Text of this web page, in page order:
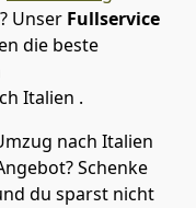
Unser Fullservice
die beste
Italien .
nach Italien
Schenke
du sparst nicht